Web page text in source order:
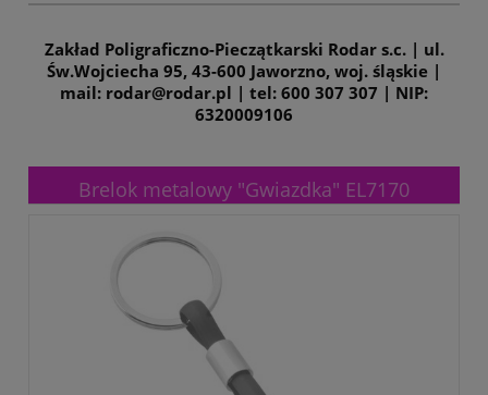
Zakład Poligraficzno-Pieczątkarski Rodar s.c. | ul.
Św.Wojciecha 95, 43-600 Jaworzno, woj. śląskie |
mail: rodar@rodar.pl | tel: 600 307 307 | NIP:
6320009106
Brelok metalowy "Gwiazdka" EL7170